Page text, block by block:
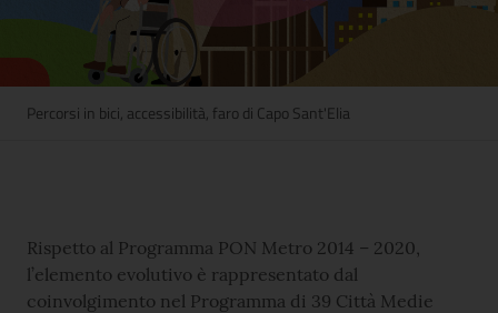
Percorsi in bici, accessibilità, faro di Capo Sant'Elia
Rispetto al Programma PON Metro 2014 – 2020,
l’elemento evolutivo è rappresentato dal
coinvolgimento nel Programma di 39 Città Medie